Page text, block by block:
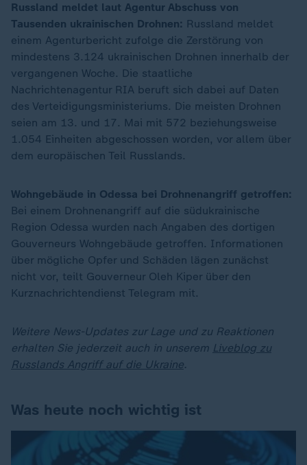
Russland meldet laut Agentur Abschuss von
Tausenden ukrainischen Drohnen: Russland meldet
einem Agenturbericht zufolge die Zerstörung von
mindestens 3.124 ukrainischen Drohnen innerhalb der
vergangenen Woche. Die staatliche
Nachrichtenagentur RIA beruft sich dabei auf Daten
des Verteidigungsministeriums. Die meisten Drohnen
seien am 13. und 17. Mai mit 572 beziehungsweise
1.054 Einheiten abgeschossen worden, vor allem über
dem europäischen Teil Russlands.
Wohngebäude in Odessa bei Drohnenangriff getroffen:
Bei einem Drohnenangriff auf die südukrainische
Region Odessa wurden nach Angaben des dortigen
Gouverneurs Wohngebäude getroffen. Informationen
über mögliche Opfer und Schäden lägen zunächst
nicht vor, teilt Gouverneur Oleh Kiper über den
Kurznachrichtendienst Telegram mit.
Weitere News-Updates zur Lage und zu Reaktionen
erhalten Sie jederzeit auch in unserem Liveblog zu
Russlands Angriff auf die Ukraine.
Was heute noch wichtig ist